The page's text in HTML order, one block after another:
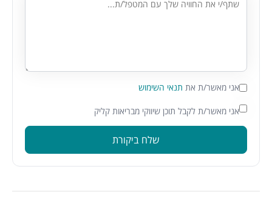
אני מאשר/ת את תנאי השימוש
אני מאשר/ת לקבל תוכן שיווקי מבריאות קליק
שלח ביקורת